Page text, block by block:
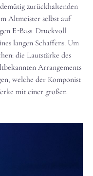
zurückhaltenden
Altmeister selbst auf
E-Bass. Druckvoll
langen Schaffens. Um
die Lautstärke des
Arrangements
welche der Komponist
mit einer großen